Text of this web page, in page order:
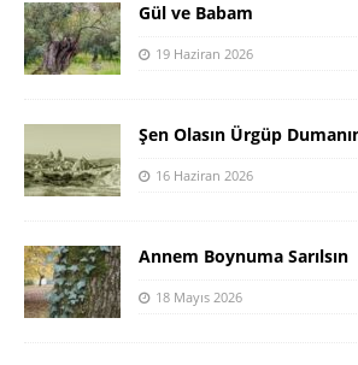
Gül ve Babam
19 Haziran 2026
Şen Olasın Ürgüp
16 Haziran 2026
Annem Boynuma Sarılsın
18 Mayıs 2026